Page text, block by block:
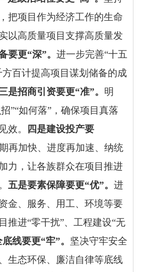
把项目作为经济工作的生命
以高质量项目支撑高质量发
要更“深”。 进一步完善“十五
方百计提高项目谋划储备的成
是招商引资要更“准”。 明
”“如何落”，确保项目真落
效。
四是建设投产要
再加快、进度再加速、纳统
力，让各族群众在项目推进
五是要素保障要更“优”。 进
金、服务、用工、环境等要
推进“零干扰”、工程建设“无
底线要更“牢”。
坚决守牢安全
生态环保、廉洁自律等底线